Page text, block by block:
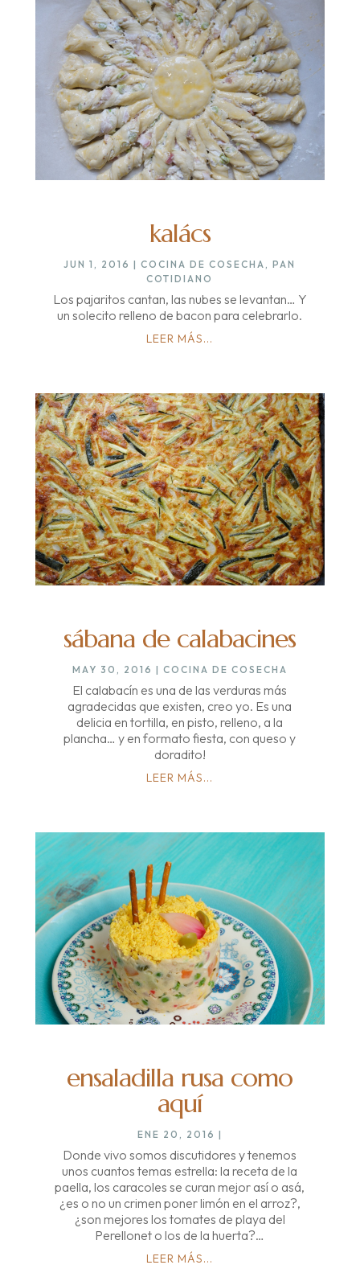
kalács
JUN 1, 2016 |COCINA DE COSECHA ,PAN
COTIDIANO
Los pajaritos cantan, las nubes se levantan… Y
un solecito relleno de bacon para celebrarlo.
LEER MÁS...
sábana de calabacines
MAY 30, 2016 | COCINA DE COSECHA
El calabacín es una de las verduras más
agradecidas que existen, creo yo. Es una
delicia en tortilla, en pisto, relleno, a la
plancha… y en formato fiesta, con queso y
doradito!
LEER MÁS...
ensaladilla rusa como
aquí
ENE 20, 2016 |
Donde vivo somos discutidores y tenemos
unos cuantos temas estrella: la receta de la
paella, los caracoles se curan mejor así o asá,
¿es o no un crimen poner limón en el arroz?,
¿son mejores los tomates de playa del
Perellonet o los de la huerta?…
LEER MÁS...